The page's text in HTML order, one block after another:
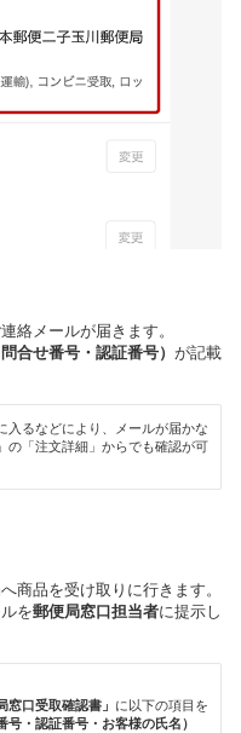
絡メールが届きます。
合せ番号・認証番号） が記載
るなどにより、メールが届かな
の「注文詳細」からでも確認が可
商品を受け取りに行きます。
を郵便局窓口担当者に提示し
窓口受取確認書」 に以下の項目を
号・認証番号・お客様の氏名）